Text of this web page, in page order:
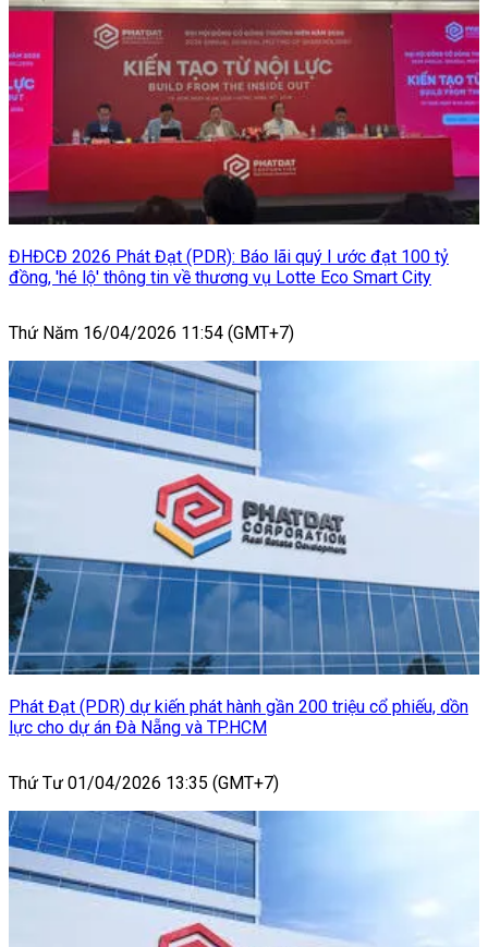
ĐHĐCĐ 2026 Phát Đạt (PDR): Báo lãi quý I ước đạt 100 tỷ
đồng, 'hé lộ' thông tin về thương vụ Lotte Eco Smart City
Thứ Năm 16/04/2026 11:54 (GMT+7)
Phát Đạt (PDR) dự kiến phát hành gần 200 triệu cổ phiếu, dồn
lực cho dự án Đà Nẵng và TP.HCM
Thứ Tư 01/04/2026 13:35 (GMT+7)